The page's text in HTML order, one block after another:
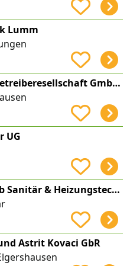
Lumm
Kastell Solar Betreiberesellschaft GmbH & Co. KG
UG
Herbert Schaub Sanitär & Heizungstechnik GmbH
Astrit Kovaci GbR